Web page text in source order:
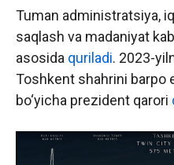
Tuman administratsiya,
saqlash va madaniyat
asosida quriladi. 2023-
Toshkent shahrini barpo
bo‘yicha prezident qarori